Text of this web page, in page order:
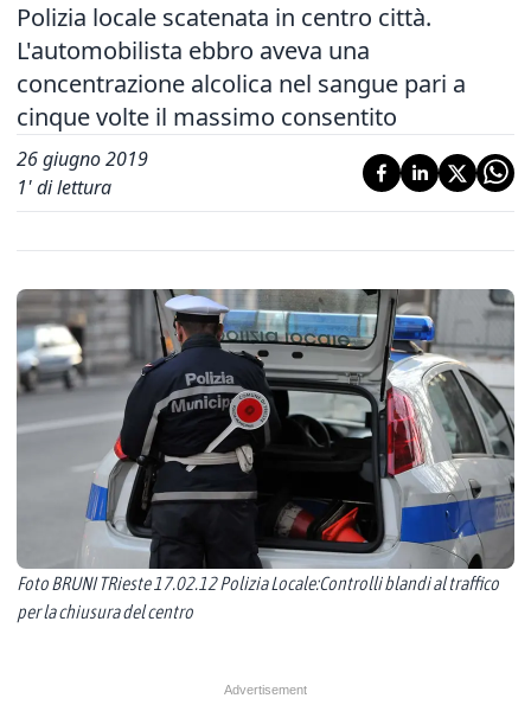
Polizia locale scatenata in centro città.
L'automobilista ebbro aveva una
concentrazione alcolica nel sangue pari a
cinque volte il massimo consentito
26 giugno 2019
1' di lettura
Foto BRUNI TRieste 17.02.12 Polizia Locale:Controlli blandi al traffico
per la chiusura del centro